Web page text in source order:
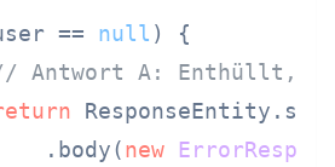
== null ) {
Antwort A: Enthüllt,
.body(
new